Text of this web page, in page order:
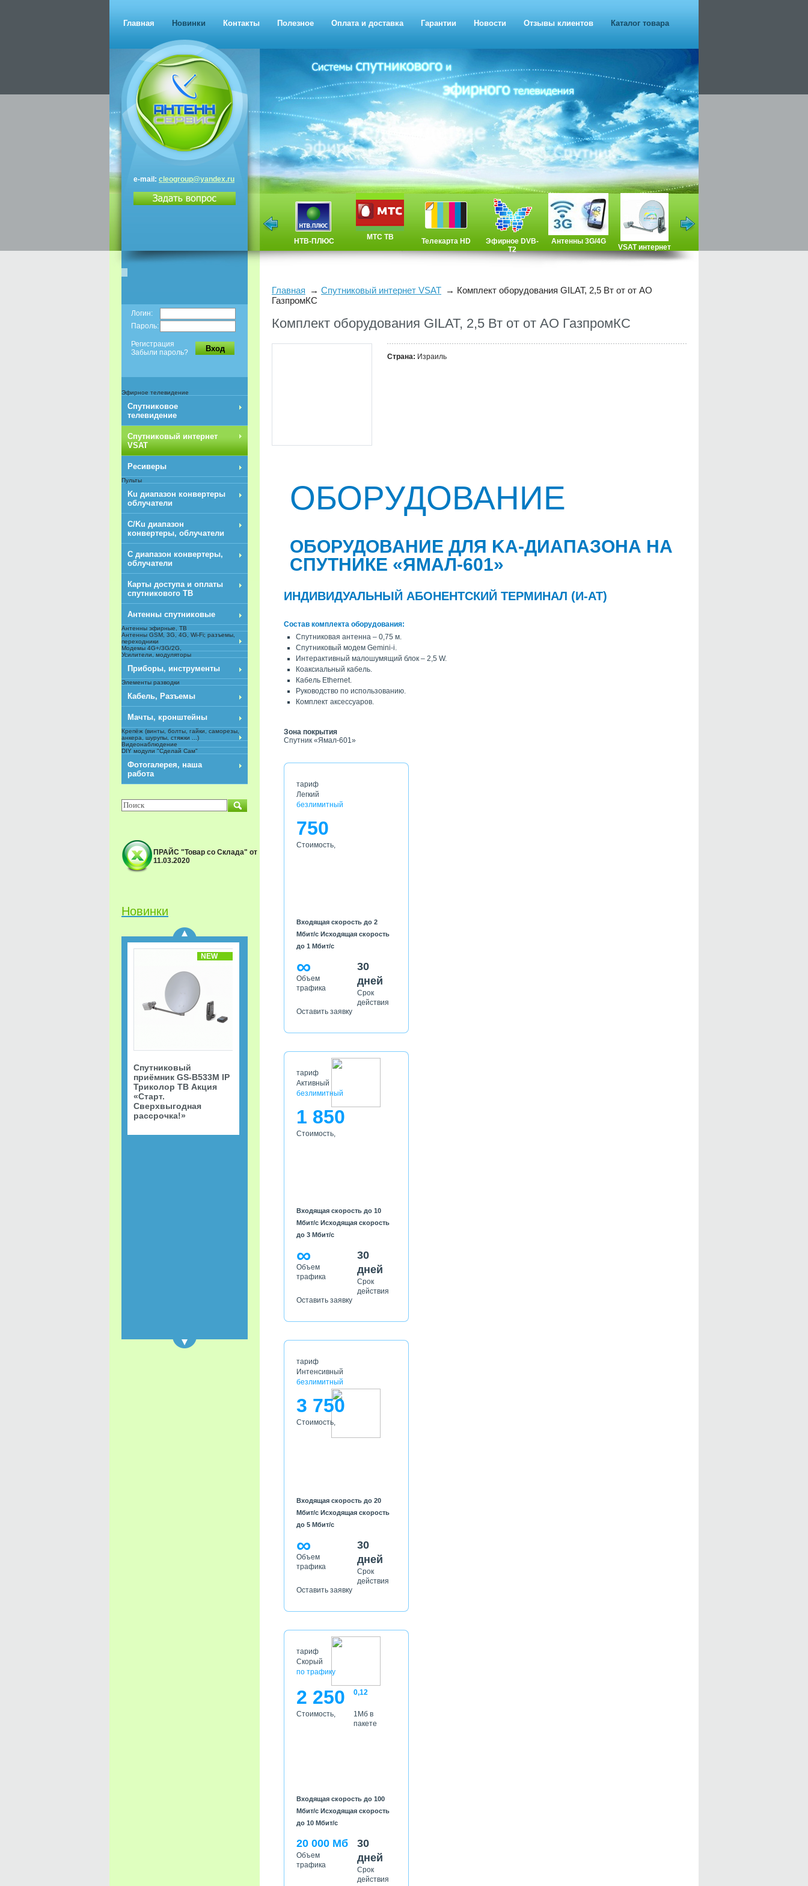
Главная Новинки Контакты Полезное Оплата и доставка Гарантии Новости Отзывы клиентов Каталог товара
e-mail: cleogroup@yandex.ru
Триколор
НТВ-ПЛЮС МТС ТВ Телекарта HD
Эфирное DVB-
T2
Антенны 3G/4G
VSAT интернет
Главная Спутниковый интернет VSAT
Комплект оборудования GILAT, 2,5 Вт от от АО
ГазпромКС
Комплект оборудования GILAT, 2,5 Вт от от АО ГазпромКС
Страна: Израиль
ОБОРУДОВАНИЕ
ОБОРУДОВАНИЕ ДЛЯ KА-ДИАПАЗОНА НА
СПУТНИКЕ «ЯМАЛ-601»
ИНДИВИДУАЛЬНЫЙ АБОНЕНТСКИЙ ТЕРМИНАЛ (И-АТ)
Состав комплекта оборудования:
Спутниковая антенна – 0,75 м.
Спутниковый модем Gemini-i.
Интерактивный малошумящий блок – 2,5 W.
Коаксиальный кабель.
Кабель Ethernet.
Руководство по использованию.
Комплект аксессуаров.
Зона покрытия
Спутник «Ямал-601»
тариф
Легкий
безлимитный
750
Стоимость,
Входящая скорость до 2
Мбит/с Исходящая скорость
до 1 Мбит/с
∞
Объем
трафика
30
дней
Срок
действия
Оставить заявку
тариф
Активный
безлимитный
1 850
Стоимость,
Входящая скорость до 10
Мбит/с Исходящая скорость
до 3 Мбит/с
∞
Объем
трафика
30
дней
Срок
действия
Оставить заявку
тариф
Интенсивный
безлимитный
3 750
Стоимость,
Входящая скорость до 20
Мбит/с Исходящая скорость
до 5 Мбит/с
∞
Объем
трафика
30
дней
Срок
действия
Оставить заявку
тариф
Скорый
по трафику
2 250
Стоимость,
0,12
1Мб в
пакете
Входящая скорость до 100
Мбит/с Исходящая скорость
до 10 Мбит/с
20 000 Мб
Объем
трафика
30
дней
Срок
действия
Логин:
Пароль:
Регистрация
Забыли пароль?
Вход
Эфирное телевидение
Спутниковое
телевидение
Спутниковый интернет
VSAT
Ресиверы
Пульты
Ku диапазон конвертеры
облучатели
C/Ku диапазон
конвертеры, облучатели
С диапазон конвертеры,
облучатели
Карты доступа и оплаты
спутникового ТВ
Антенны спутниковые
Антенны эфирные, ТВ
Антенны GSM, 3G, 4G, Wi-Fi; разъемы,
переходники
Модемы 4G+/3G/2G,
Усилители, модуляторы
Приборы, инструменты
Элементы разводки
Кабель, Разъемы
Мачты, кронштейны
Крепёж (винты, болты, гайки, саморезы,
анкера, шурупы, стяжки ...)
Видеонаблюдение
DIY модули "Сделай Сам"
Фотогалерея, наша
работа
ПРАЙС "Товар со Склада" от
11.03.2020
Новинки
Спутниковый
Сверхвыгодная
рассрочка!»
NEW
Спутниковый
приёмник GS-B533M IP
Триколор ТВ Акция
«Старт.
Сверхвыгодная
рассрочка!»